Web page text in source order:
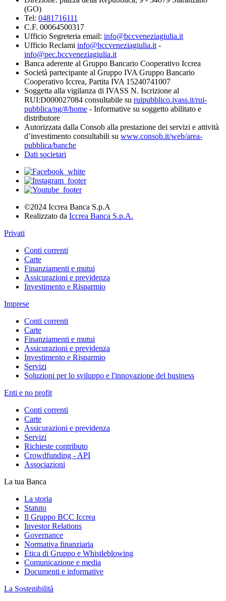
(GO)
Tel: 0481716111
C.F. 00064500317
Ufficio Segreteria email: info@bccveneziagiulia.it
Ufficio Reclami info@bccveneziagiulia.it -
info@pec.bccveneziagiulia.it
Banca aderente al Gruppo Bancario Cooperativo Iccrea
Società partecipante al Gruppo IVA Gruppo Bancario
Cooperativo Iccrea, Partita IVA 15240741007
Soggetta alla vigilanza di IVASS N. Iscrizione al
RUI:D000027084 consultabile su ruipubblico.ivass.it/rui-
pubblica/ng/#/home - Informative su soggetto abilitato e
distributore
Autorizzata dalla Consob alla prestazione dei servizi e attività
d’investimento consultabili su www.consob.it/web/area-
pubblica/banche
Dati societari
©2024 Iccrea Banca S.p.A
Realizzato da Iccrea Banca S.p.A.
Privati
Conti correnti
Carte
Finanziamenti e mutui
Assicurazioni e previdenza
Investimento e Risparmio
Imprese
Conti correnti
Carte
Finanziamenti e mutui
Assicurazioni e previdenza
Investimento e Risparmio
Servizi
Soluzioni per lo sviluppo e l'innovazione del business
Enti e no profit
Conti correnti
Carte
Assicurazioni e previdenza
Servizi
Richieste contributo
Crowdfunding - API
Associazioni
La tua Banca
La storia
Statuto
Il Gruppo BCC Iccrea
Investor Relations
Governance
Normativa finanziaria
Etica di Gruppo e Whistleblowing
Comunicazione e media
Documenti e informative
La Sostenibilità